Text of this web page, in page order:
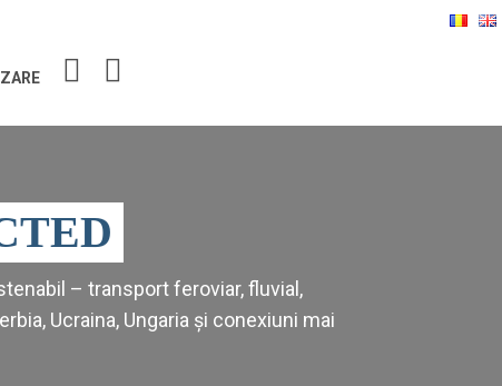
– transport feroviar, fluvial,
Ucraina, Ungaria și conexiuni mai